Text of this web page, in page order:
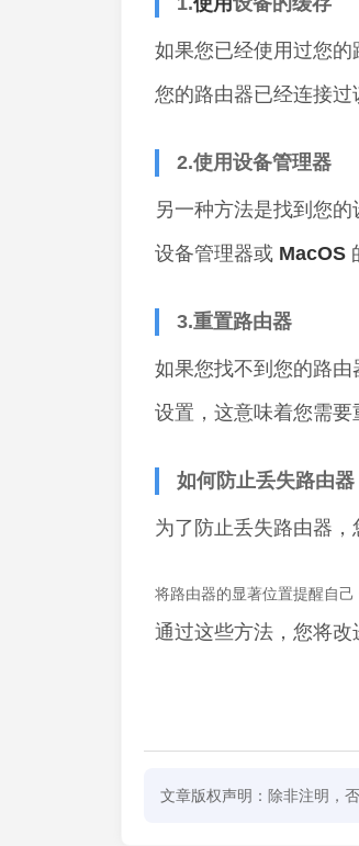
如果您已经使用过您的
您的路由器已经连接过
2.使用设备管理器
另一种方法是找到您
设备管理器或 MacOS
3.重置路由器
如果您找不到您的路由
设置，这意味着您需要
如何防止丢失路由器
为了防止丢失路由器，
将路由器的显著位置提醒自
通过这些方法，您将改
文章版权声明：除非注明，